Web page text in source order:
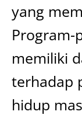
yang
Program-
memiliki
terhadap
hidup